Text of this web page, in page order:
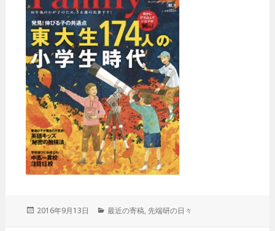
投
2016年9月13日
カ
最近の寄稿, 先端研の日々